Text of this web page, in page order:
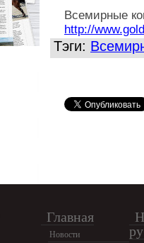
Всемирные
http://
Тэги:
Главная
Новости